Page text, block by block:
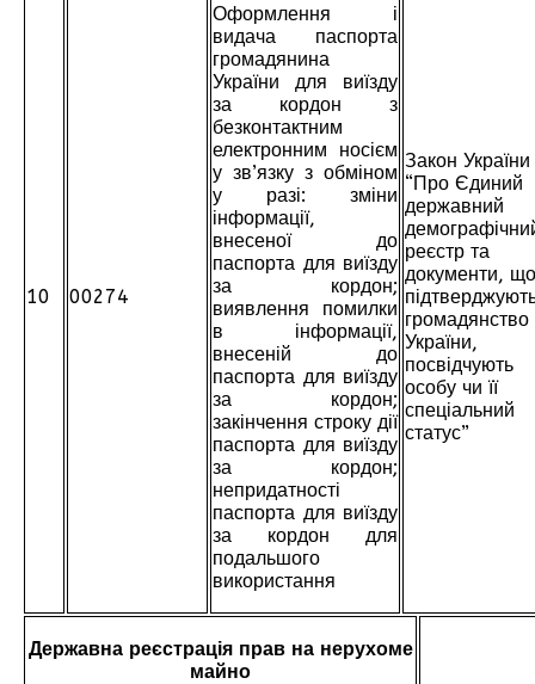
10 00274
Оформлення і
видача паспорта
громадянина
України для виїзду
за кордон з
безконтактним
електронним носієм
у зв’язку з обміном
у разі: зміни
інформації,
внесеної до
паспорта для виїзду
за кордон;
виявлення помилки
в інформації,
внесеній до
паспорта для виїзду
за кордон;
закінчення строку дії
паспорта для виїзду
за кордон;
непридатності
паспорта для виїзду
за кордон для
подальшого
використання
Закон України
“Про Єдиний
державний
реєстр та
документи, що
громадянство
України,
посвідчують
особу чи її
спеціальний
статус”
Державна реєстрація прав на нерухоме
майно